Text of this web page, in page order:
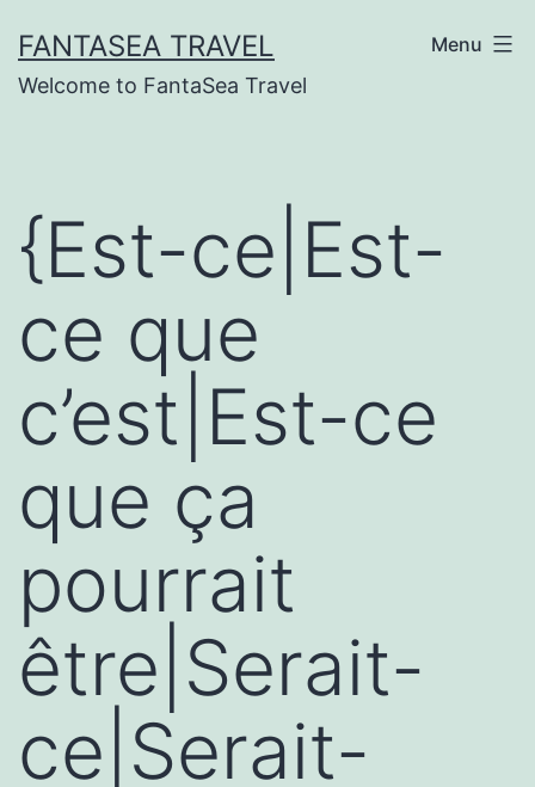
to
content
FANTASEA TRAVEL
Welcome to FantaSea Travel
Menu
{Est-ce|Est-
ce que
c’est|Est-ce
que ça
pourrait
être|Serait-
ce|Serait-